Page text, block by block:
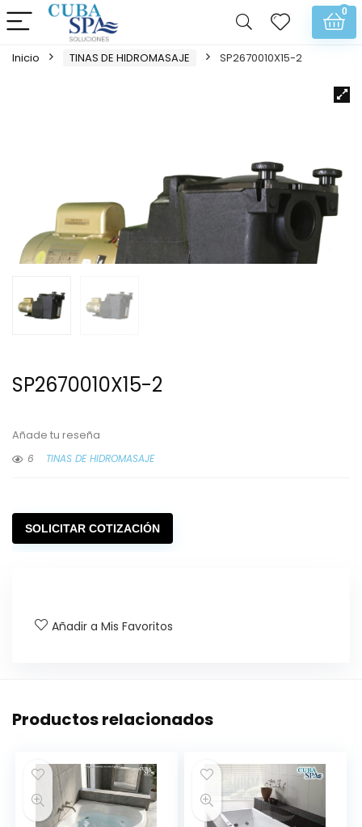
0
Inicio TINAS DE HIDROMASAJE SP2670010X15-2
SP2670010X15-2
Añade tu reseña
6
TINAS DE HIDROMASAJE
SOLICITAR COTIZACIÓN
Añadir a Mis Favoritos
Productos relacionados